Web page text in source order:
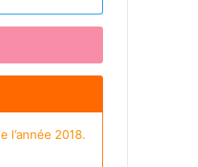
l’année 2018.